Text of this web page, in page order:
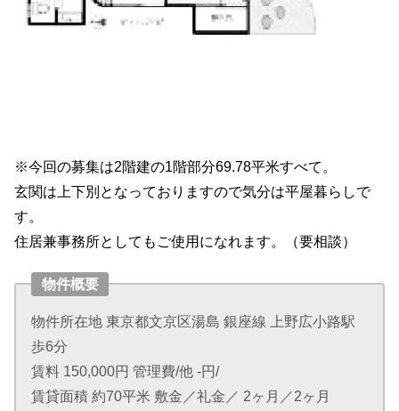
※今回の募集は2階建の1階部分69.78平米すべて。
玄関は上下別となっておりますので気分は平屋暮らしで
す。
住居兼事務所としてもご使用になれます。（要相談）
物件概要
物件所在地 東京都文京区湯島 銀座線 上野広小路駅
歩6分
賃料 150,000円 管理費/他 -円/
賃貸面積 約70平米 敷金／礼金／ 2ヶ月／2ヶ月